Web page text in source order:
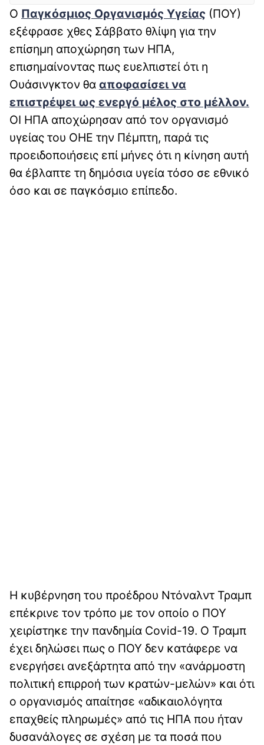
Ο Παγκόσμιος Οργανισμός Υγείας (ΠΟΥ)
εξέφρασε χθες Σάββατο θλίψη για την
επίσημη αποχώρηση των ΗΠΑ,
επισημαίνοντας πως ευελπιστεί ότι η
Ουάσινγκτον θα αποφασίσει να
επιστρέψει ως ενεργό μέλος στο μέλλον.
ΟΙ ΗΠΑ αποχώρησαν από τον οργανισμό
υγείας του ΟΗΕ την Πέμπτη, παρά τις
προειδοποιήσεις επί μήνες ότι η κίνηση αυτή
θα έβλαπτε τη δημόσια υγεία τόσο σε εθνικό
όσο και σε παγκόσμιο επίπεδο.
Η κυβέρνηση του προέδρου Ντόναλντ Τραμπ
επέκρινε τον τρόπο με τον οποίο ο ΠΟΥ
χειρίστηκε την πανδημία Covid-19. Ο Τραμπ
έχει δηλώσει πως ο ΠΟΥ δεν κατάφερε να
ενεργήσει ανεξάρτητα από την «ανάρμοστη
πολιτική επιρροή των κρατών-μελών» και ότι
ο οργανισμός απαίτησε «αδικαιολόγητα
επαχθείς πληρωμές» από τις ΗΠΑ που ήταν
δυσανάλογες σε σχέση με τα ποσά που